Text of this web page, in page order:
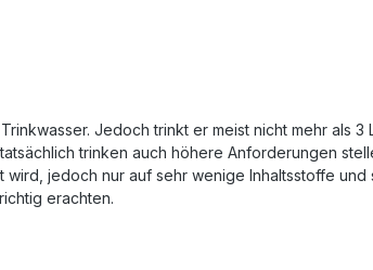
Jedoch trinkt er meist nicht mehr als
trinken auch höhere Anforderungen
jedoch nur auf sehr wenige Inhaltsstoffe
erachten.